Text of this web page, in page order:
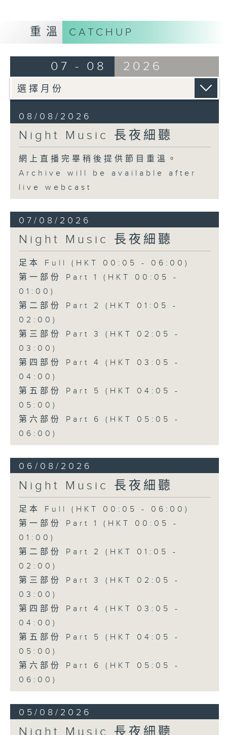
重溫 CATCHUP
07 - 08 2026
08/08/2026
Night Music 長夜細聽
網上直播完畢稍後提供節目重溫。
Archive will be available after
live webcast
07/08/2026
Night Music 長夜細聽
足本 Full (HKT 00:05 - 06:00)
第一部份 Part 1 (HKT 00:05 -
01:00)
第二部份 Part 2 (HKT 01:05 -
02:00)
第三部份 Part 3 (HKT 02:05 -
03:00)
第四部份 Part 4 (HKT 03:05 -
04:00)
第五部份 Part 5 (HKT 04:05 -
05:00)
第六部份 Part 6 (HKT 05:05 -
06:00)
06/08/2026
Night Music 長夜細聽
足本 Full (HKT 00:05 - 06:00)
第一部份 Part 1 (HKT 00:05 -
01:00)
第二部份 Part 2 (HKT 01:05 -
02:00)
第三部份 Part 3 (HKT 02:05 -
03:00)
第四部份 Part 4 (HKT 03:05 -
04:00)
第五部份 Part 5 (HKT 04:05 -
05:00)
第六部份 Part 6 (HKT 05:05 -
06:00)
05/08/2026
Night Music 長夜細聽